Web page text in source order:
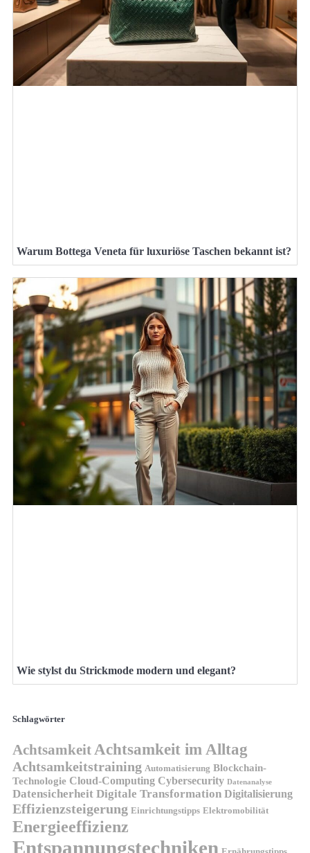
Warum Bottega Veneta für luxuriöse Taschen bekannt ist?
Wie stylst du Strickmode modern und elegant?
Schlagwörter
AchtsamkeitAchtsamkeit im Alltag
Achtsamkeitstraining Automatisierung Blockchain-
Technologie Cloud-Computing Cybersecurity Datenanalyse
Datensicherheit Digitale Transformation Digitalisierung
Effizienzsteigerung Einrichtungstipps Elektromobilität
Energieeffizienz
Entspannungstechniken